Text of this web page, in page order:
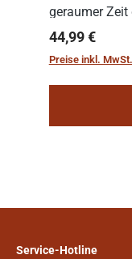
geraumer Zeit
sichern,
Regulärer
44,99 €
Preise inkl.
Service-Hotline